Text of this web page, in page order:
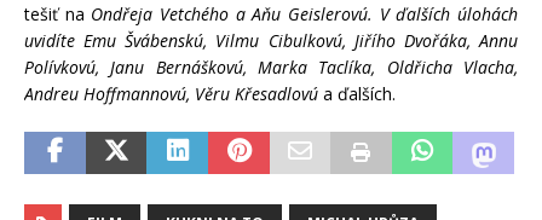
tešiť na Ondřeja Vetchého a Aňu Geislerovú. V ďalších úlohách
uvidíte Emu Švábenskú, Vilmu Cibulkovú, Jiřího Dvořáka, Annu
Polívkovú, Janu Bernáškovú, Marka Taclíka, Oldřicha Vlacha,
Andreu Hoffmannovú, Věru Křesadlovú a ďalších.